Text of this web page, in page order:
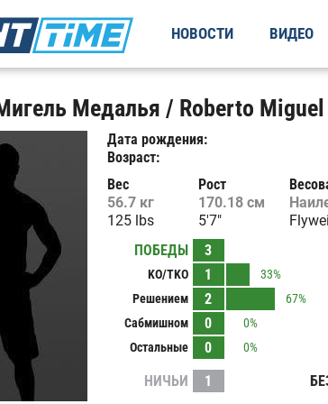
НОВОСТИ ВИДЕО
Медалья / Roberto
Дата рождения:
Возраст:
Вес
56.7 кг
125 lbs
Рост
170.18 см
5'7"
ПОБЕДЫ
3
KO/TKO 1
33%
Решением
2
67%
Сабмишном
0
0%
Остальные
0 0%
НИЧЬИ 1